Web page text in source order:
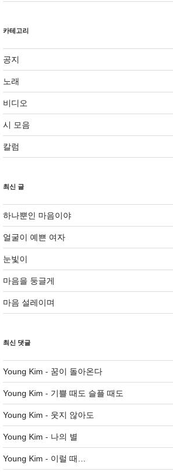
카테고리
공지
노래
비디오
시 모음
칼럼
최신 글
하나뿐인 마음이야
얼굴이 예쁜 여자
눈빛이
마음을 둥글게
마음 설레이며
최신 댓글
Young Kim - 꿈이 돌아온다
Young Kim - 기쁠 때도 슬플 때도
Young Kim - 웃지 않아도
Young Kim - 나의 별
Young Kim - 이럴 때…